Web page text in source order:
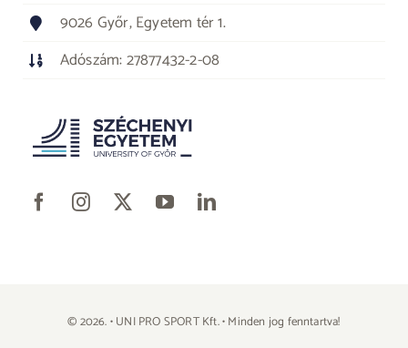
9026 Győr, Egyetem tér 1.
Adószám: 27877432-2-08
© 2026. • UNI PRO SPORT Kft. • Minden jog fenntartva!